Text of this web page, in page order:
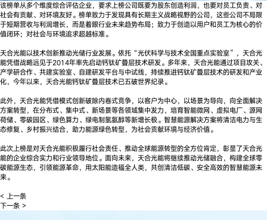
该榜单从多个维度综合评估企业，要求上榜公司既要为股东创造利润，也要对员工负责、对
社会有贡献、对环境友好。榜单致力于发现具有长期主义战略视野的公司，这些公司不局限
于短期营收与利润增长，而是着眼行业未来趋势布局；致力于创造以用户和员工为核心的价
值闭环；对社会与环境追求超越标准。
天合光能以技术创新推动光储行业发展。依托“光伏科学与技术全国重点实验室”，天合光
能凭借战略远见于2014年率先启动钙钛矿叠层技术研发。多年来，天合光能通过项目攻关、
产学研合作、共建实验室、自建研发平台与中试线，持续推进钙钛矿叠层技术的研发和产业
化，今年以来，天合光能钙钛矿叠层技术已五破世界纪录。
此外，天合光能凭借模式创新破除内卷式竞争，以客户为中心，以场景为导向，向全面解决
方案转型，在分布式、集中式、新场景等各领域集中发力，培育智能微网、虚拟电厂、源网
荷储、零碳园区、绿色算力、绿电制氢氨醇等新增长极。智慧能源解决方案将清洁电力与生
态修复、乡村振兴结合，助力能源绿色转型，为社会贡献环境与经济价值。
此次上榜是对天合光能积极履行社会责任、推动全球能源转型的全方位肯定，彰显了天合光
能的企业综合实力和行业领导地位。面向未来，天合光能将继续推动光储融合，构建全球零
碳能源生态，引领能源革命，用太阳能造福全人类，共创清洁低碳、安全高效的智慧能源未
来。
< 上一条
下一条 >